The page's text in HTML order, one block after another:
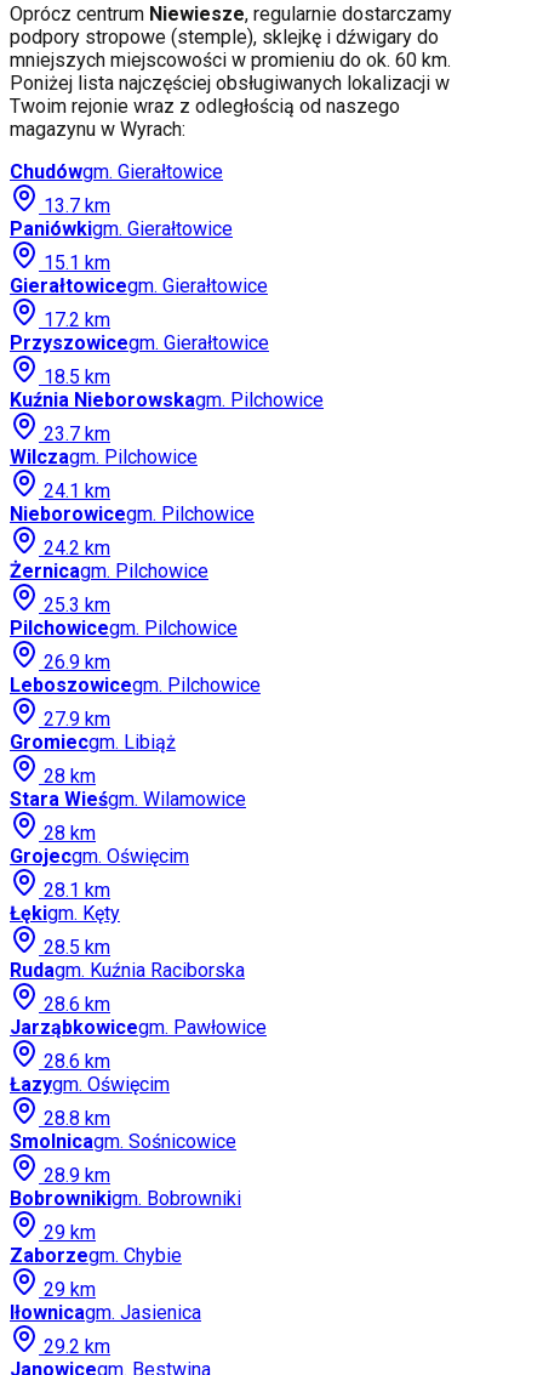
Oprócz centrum Niewiesze, regularnie dostarczamy
podpory stropowe (stemple), sklejkę i dźwigary do
mniejszych miejscowości w promieniu do ok. 60 km.
Poniżej lista najczęściej obsługiwanych lokalizacji w
Twoim rejonie wraz z odległością od naszego
magazynu w Wyrach:
Chudówgm. Gierałtowice
13.7 km
Paniówkigm. Gierałtowice
15.1 km
Gierałtowicegm. Gierałtowice
17.2 km
Przyszowicegm. Gierałtowice
18.5 km
Kuźnia Nieborowskagm. Pilchowice
23.7 km
Wilczagm. Pilchowice
24.1 km
Nieborowicegm. Pilchowice
24.2 km
Żernicagm. Pilchowice
25.3 km
Pilchowicegm. Pilchowice
26.9 km
Leboszowicegm. Pilchowice
27.9 km
Gromiecgm. Libiąż
28 km
Stara Wieśgm. Wilamowice
28 km
Grojecgm. Oświęcim
28.1 km
Łękigm. Kęty
28.5 km
Rudagm. Kuźnia Raciborska
28.6 km
Jarząbkowicegm. Pawłowice
28.6 km
Łazygm. Oświęcim
28.8 km
Smolnicagm. Sośnicowice
28.9 km
Bobrownikigm. Bobrowniki
29 km
Zaborzegm. Chybie
29 km
Iłownicagm. Jasienica
29.2 km
Janowicegm. Bestwina